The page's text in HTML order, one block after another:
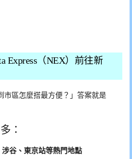
Express（NEX）前往新
市區怎麼搭最方便？」答案就是
：
谷、東京站等熱門地點